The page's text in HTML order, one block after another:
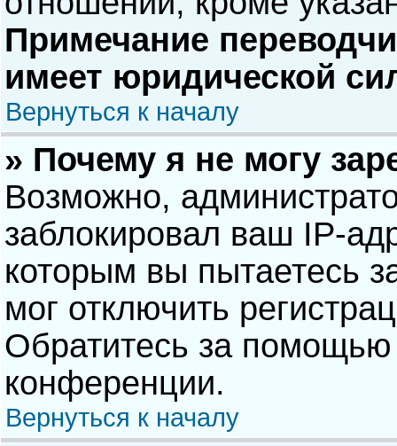
Примечание
имеет юридической
Вернуться к началу
» Почему я не могу
Возможно,
заблокировал ваш IP-
которым вы пытаетесь
мог отключить
Обратитесь за помощью
конференции.
Вернуться к началу